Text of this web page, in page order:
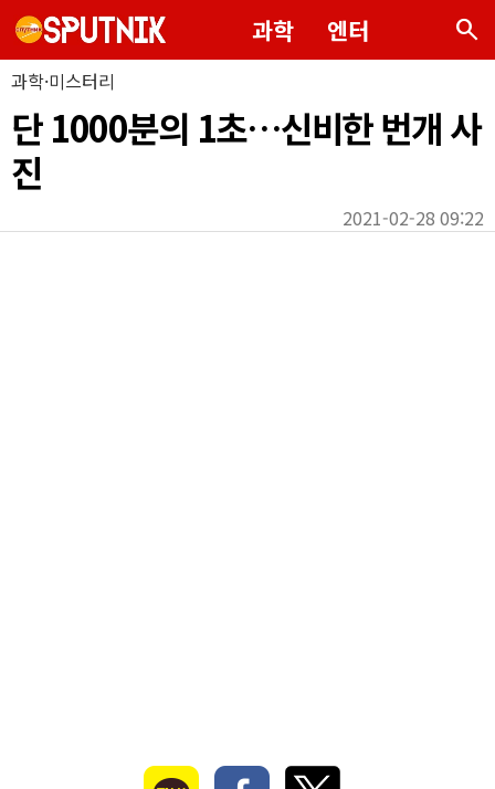
과학 엔터 search
과학·미스터리
단 1000분의 1초…신비한 번개 사
진
2021-02-28 09:22